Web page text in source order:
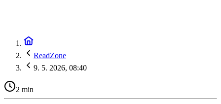
ReadZone
9. 5. 2026, 08:40
2 min